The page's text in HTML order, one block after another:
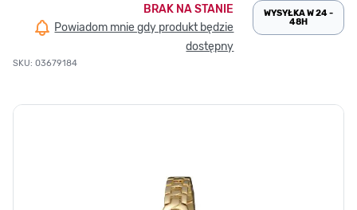
BRAK NA STANIE
Powiadom mnie gdy produkt będzie
dostępny
SKU: 03679184
WYSYŁKA W 24 -
48H